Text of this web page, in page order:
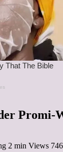
Promi-
2 min Views 746